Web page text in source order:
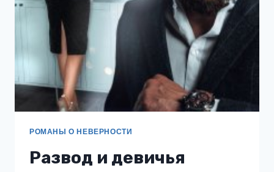
РОМАНЫ О НЕВЕРНОСТИ
Развод и девичья